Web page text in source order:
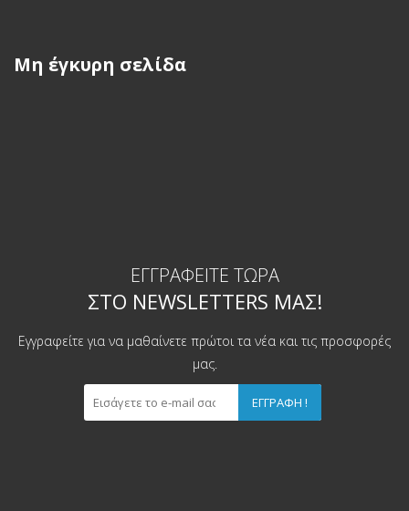
Μη έγκυρη σελίδα
ΕΓΓΡΑΦΕΊΤΕ ΤΏΡΑ
ΣΤΟ NEWSLETTERS ΜΑΣ!
Εγγραφείτε για να μαθαίνετε πρώτοι τα νέα και τις προσφορές
μας.
ΕΓΓΡΑΦΉ !